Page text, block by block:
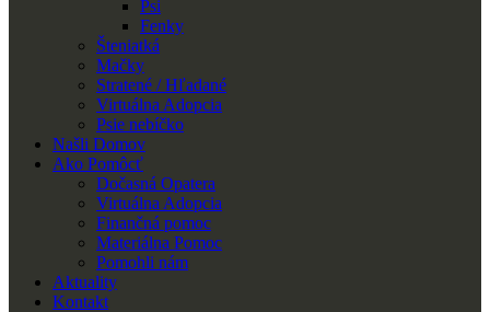
Psi
Fenky
Šteniatká
Mačky
Stratené / Hľadané
Virtuálna Adopcia
Psie nebíčko
Našli Domov
Ako Pomôcť
Dočasná Opatera
Virtuálna Adopcia
Finančná pomoc
Materiálna Pomoc
Pomohli nám
Aktuality
Kontakt